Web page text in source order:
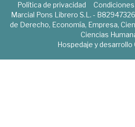
Política de privacidad
Marcial Pons Librero S.L. -
de Derecho, Economía, Empresa,
Ciencias
Hospedaje y desarrollo